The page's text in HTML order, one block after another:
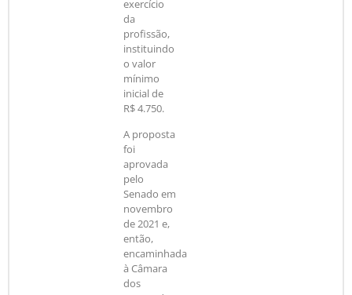
exercício
da
profissão,
instituindo
o valor
mínimo
inicial de
R$ 4.750.
A proposta
foi
aprovada
pelo
Senado em
novembro
de 2021 e,
então,
encaminhada
à Câmara
dos